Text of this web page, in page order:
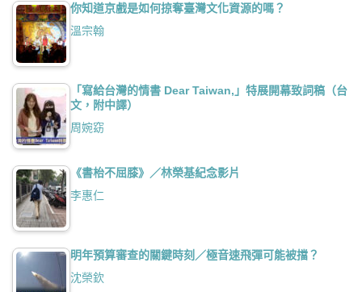
你知道京戲是如何掠奪臺灣文化資源的嗎？
溫宗翰
「寫給台灣的情書 Dear Taiwan,」特展開幕致詞稿（台
文，附中譯）
周婉窈
《書枱不屈膝》／林榮基紀念影片
李惠仁
明年預算審查的關鍵時刻／極音速飛彈可能被擋？
沈榮欽